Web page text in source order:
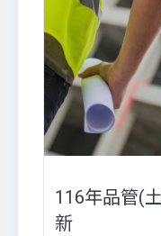
116年品管(
新